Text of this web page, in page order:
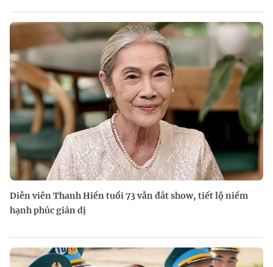
Diễn viên Thanh Hiền tuổi 73 vẫn đắt show, tiết lộ niềm
hạnh phúc giản dị